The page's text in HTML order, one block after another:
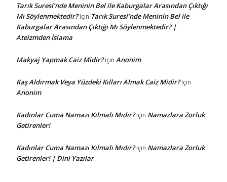
Tarık Suresi’nde Meninin Bel ile Kaburgalar Arasından Çıktığı
Mı Söylenmektedir?için Tarık Suresi’nde Meninin Bel ile
Kaburgalar Arasından Çıktığı Mı Söylenmektedir? |
Ateizmden İslama
Makyaj Yapmak Caiz Midir?için Anonim
Kaş Aldırmak Veya Yüzdeki Kılları Almak Caiz Midir?için
Anonim
Kadınlar Cuma Namazı Kılmalı Mıdır?için Namazlara Zorluk
Getirenler!
Kadınlar Cuma Namazı Kılmalı Mıdır?için Namazlara Zorluk
Getirenler! | Dini Yazılar